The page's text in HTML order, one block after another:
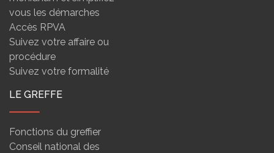
vous les démarches
Accès RPVA
Suivez votre affaire ou
procédure
Suivez votre formalité
LE GREFFE
Fonctions du greffier
Conseil national des